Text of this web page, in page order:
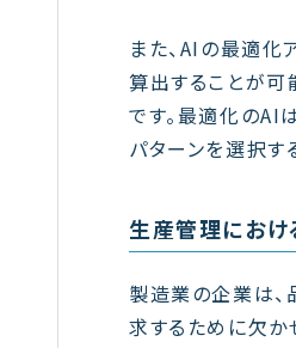
また、AIの最適化
算出することが可
です。最適化のAI
パターンを選択す
生産管理にお
製造業の企業は、
求するために欠か